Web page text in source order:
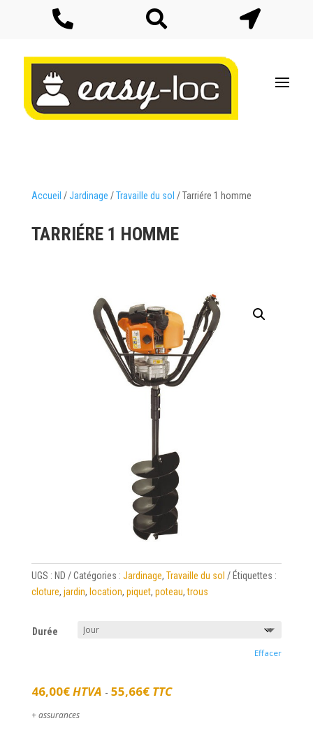
  
Accueil /Jardinage /Travaille du sol / Tarriére 1 homme
TARRIÉRE 1 HOMME
UGS : ND Catégories : Jardinage, Travaille du sol
Étiquettes :
cloture, jardin, location, piquet, poteau,trous
Durée
Effacer
46,00€HTVA - 55,66€ TTC
+ assurances